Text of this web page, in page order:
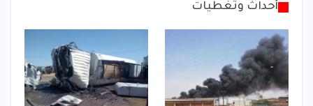
أحداث وتغطيات